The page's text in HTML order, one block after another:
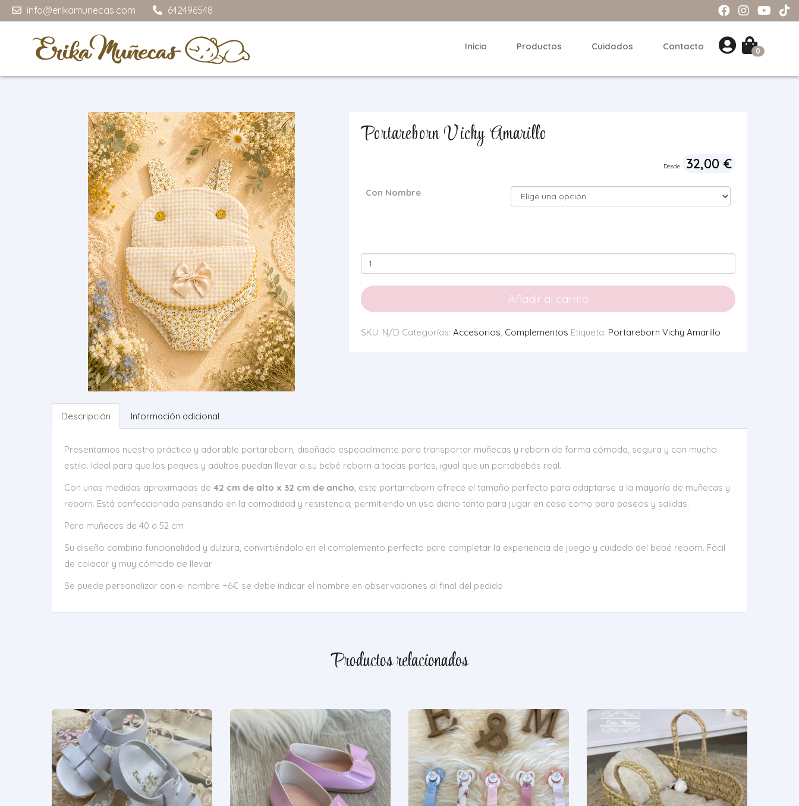
info@erikamunecas.com 642496548
0
Inicio Productos Cuidados Contacto
Portareborn Vichy Amarillo
Desde 32,00 €
Con Nombre
Portareborn
Vichy
Amarillo
cantidad
Añadir al carrito
SKU: N/D Categorías: Accesorios, Complementos Etiqueta: Portareborn Vichy Amarillo
Descripción Información adicional
Presentamos nuestro práctico y adorable portareborn, diseñado especialmente para transportar muñecas y reborn de forma cómoda, segura y con mucho
estilo. Ideal para que los peques y adultos puedan llevar a su bebé reborn a todas partes, igual que un portabebés real.
Con unas medidas aproximadas de 42 cm de alto x 32 cm de ancho, este portarreborn ofrece el tamaño perfecto para adaptarse a la mayoría de muñecas y
reborn. Está confeccionado pensando en la comodidad y resistencia, permitiendo un uso diario tanto para jugar en casa como para paseos y salidas.
Para muñecas de 40 a 52 cm
Su diseño combina funcionalidad y dulzura, convirtiéndolo en el complemento perfecto para completar la experiencia de juego y cuidado del bebé reborn. Fácil
de colocar y muy cómodo de llevar
Se puede personalizar con el nombre +6€ se debe indicar el nombre en observaciones al final del pedido
Productos relacionados